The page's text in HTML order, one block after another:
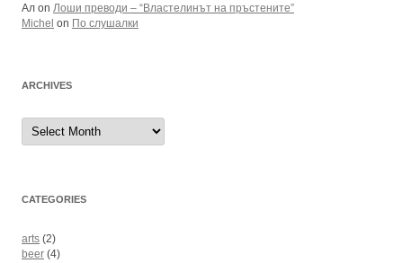
Ал on Лоши преводи – “Властелинът на пръстените”
Michel on По слушалки
ARCHIVES
Archives
CATEGORIES
arts (2)
beer (4)